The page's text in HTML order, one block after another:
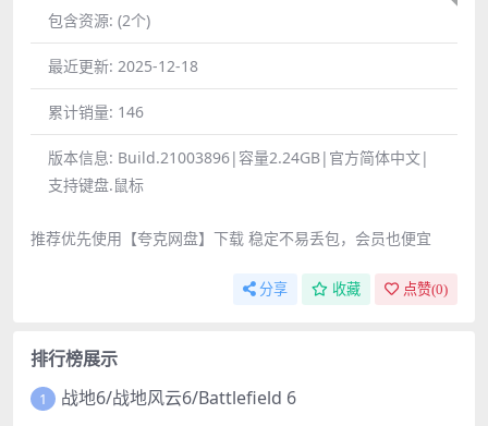
包含资源: (2个)
最近更新: 2025-12-18
累计销量: 146
版本信息: Build.21003896|容量2.24GB|官方简体中文|
支持键盘.鼠标
推荐优先使用【夸克网盘】下载 稳定不易丢包，会员也便宜
分享 收藏 点赞(0)
排行榜展示
1 战地6/战地风云6/Battlefield 6